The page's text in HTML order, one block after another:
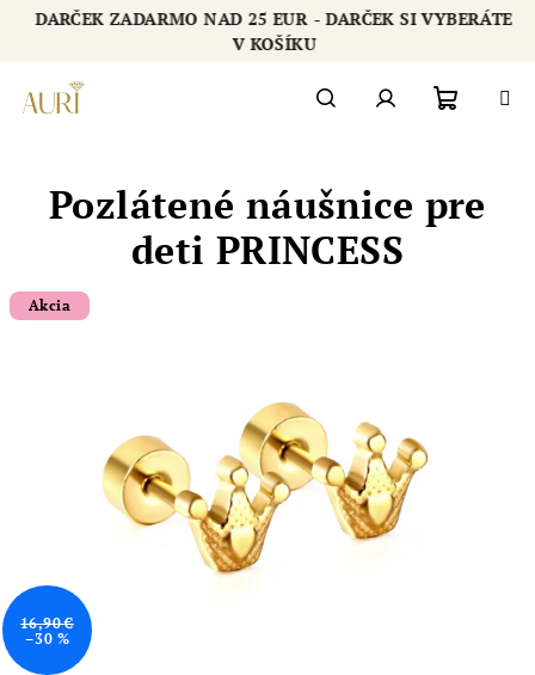
PrejsťDARČEK ZADARMO NAD 25 EUR - DARČEK SI VYBERÁTE
V KOŠÍKU
košík
Pozlátené náušnice pre
deti PRINCESS
Akcia
16,90 €
–30 %
Chatbot šperkovnice AURI